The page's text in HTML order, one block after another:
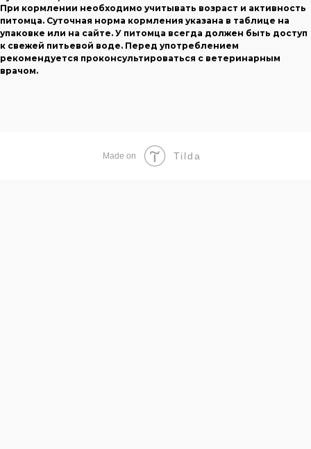
При кормлении необходимо учитывать возраст и активность
питомца. Суточная норма кормления указана в таблице на
упаковке или на сайте. У питомца всегда должен быть доступ
к свежей питьевой воде. Перед употреблением
рекомендуется проконсультироваться с ветеринарным
врачом.
Made on Tilda